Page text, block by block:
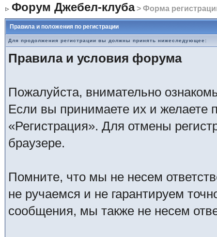
Форум Джебел-клуба> Форма
Правила и положения по регистрации
Для продолжения регистрации вы должны принять нижеследующее:
Правила и условия форума
Пожалуйста, внимательно
Если вы принимаете их и желаете
«Регистрация». Для отмены
браузере.
Помните, что мы не несем
не ручаемся и не гарантируем
сообщения, мы также не несем